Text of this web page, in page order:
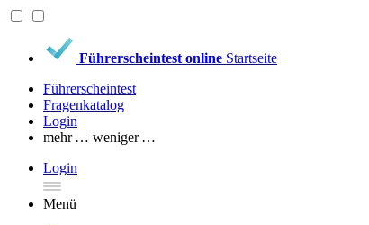
Führerscheintest online Startseite
Führerscheintest
Fragenkatalog
Login
mehr … weniger …
Login
Menü